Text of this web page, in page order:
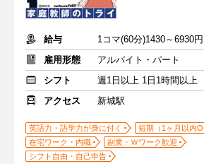
給与
1コマ(60分)1430～6930円
雇用形態
アルバイト・パート
シフト
週1日以上 1日1時間以上
アクセス
新城駅
英語力・語学力が身に付く
短期（1ヶ月以内
在宅ワーク・内職
副業・Ｗワーク歓迎
シフト自由・自己申告